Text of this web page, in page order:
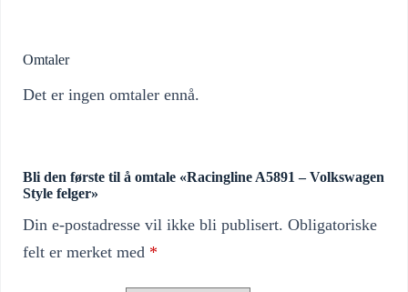
Omtaler
Det er ingen omtaler ennå.
Bli den første til å omtale «Racingline A5891 – Volkswagen
Style felger»
Din e-postadresse vil ikke bli publisert. Obligatoriske
felt er merket med *